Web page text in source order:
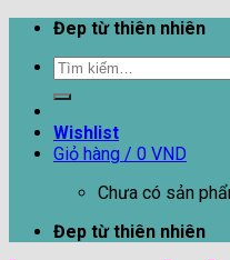
Skip
content
Đep từ thiên nhiên
Tìm
kiếm:
Wishlist
Giỏ hàng / 0 VND
Chưa có sản
Đep từ thiên nhiên